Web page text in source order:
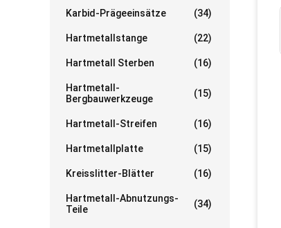
Karbid-Prägeeinsätze (34)
Hartmetallstange (22)
Hartmetall Sterben (16)
Hartmetall-
Bergbauwerkzeuge
(15)
Hartmetall-Streifen (16)
Hartmetallplatte (15)
Kreisslitter-Blätter (16)
Hartmetall-Abnutzungs-
Teile
(34)